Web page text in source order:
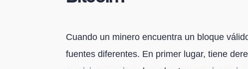
Cuando un minero encuentra un bloque
fuentes diferentes. En primer lugar, tiene